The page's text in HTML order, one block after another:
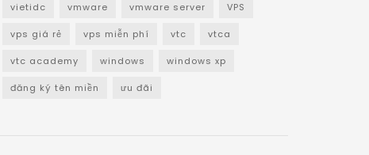
vietidc vmware vmware server VPS
vps giá rẻ vps miễn phí vtc vtca
vtc academy windows windows xp
đăng ký tên miền ưu đãi